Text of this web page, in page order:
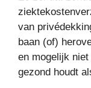
van
baan (of)
en mogelijk
gezond houdt